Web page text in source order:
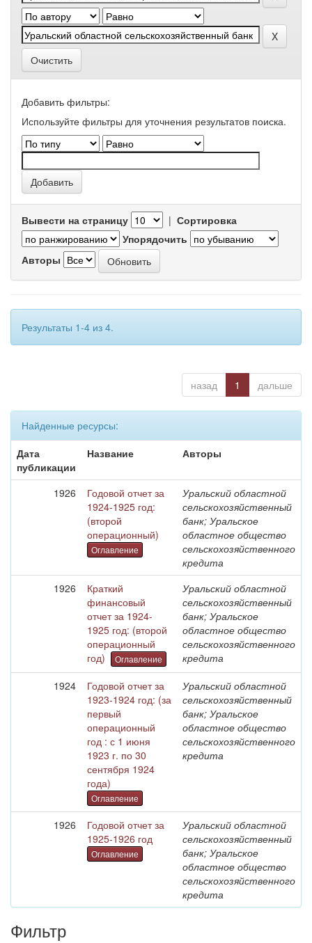
Очистить
Добавить фильтры:
Используйте фильтры для уточнения результатов поиска.
Вывести на страницу | Сортировка
Упорядочить
Авторы
Результаты 1-4 из 4.
назад 1 дальше
Найденные ресурсы:
Дата
публикации
Название Авторы
1926
Годовой отчет за
1924-1925 год:
(второй
операционный)
Оглавление
Уральский областной
сельскохозяйственный
банк; Уральское
областное общество
сельскохозяйственного
кредита
1926
Краткий
финансовый
отчет за 1924-
1925 год: (второй
операционный
год)
Оглавление
Уральский областной
сельскохозяйственный
банк; Уральское
областное общество
сельскохозяйственного
кредита
1924
Годовой отчет за
1923-1924 год: (за
первый
операционный
год : с 1 июня
1923 г. по 30
сентября 1924
года)
Оглавление
Уральский областной
сельскохозяйственный
банк; Уральское
областное общество
сельскохозяйственного
кредита
1926
Годовой отчет за
1925-1926 год
Оглавление
Уральский областной
сельскохозяйственный
банк; Уральское
областное общество
сельскохозяйственного
кредита
Фильтр